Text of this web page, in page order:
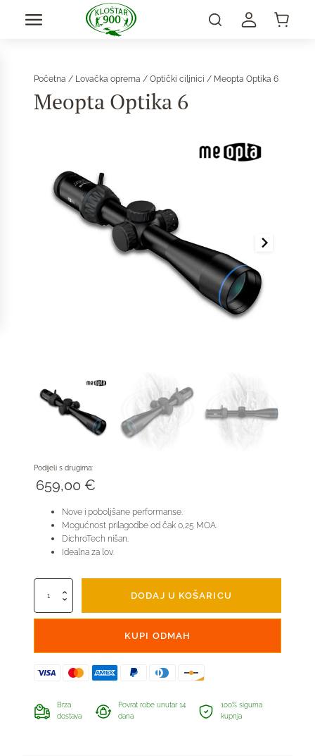
Početna / Lovačka oprema / Optički ciljnici / Meopta Optika 6
Meopta Optika 6
Podijeli s drugima:
659,00 €
Nove i poboljšane performanse.
Mogućnost prilagodbe od čak 0,25 MOA.
DichroTech nišan.
Idealna za lov.
Meopta
6
DODAJ U KOŠARICU
KUPI ODMAH
Brza
dostava
Povrat robe unutar 14
dana
100% sigurna
kupnja